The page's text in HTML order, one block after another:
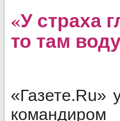
«У страха
то там
«Газете.Ru»
командиром